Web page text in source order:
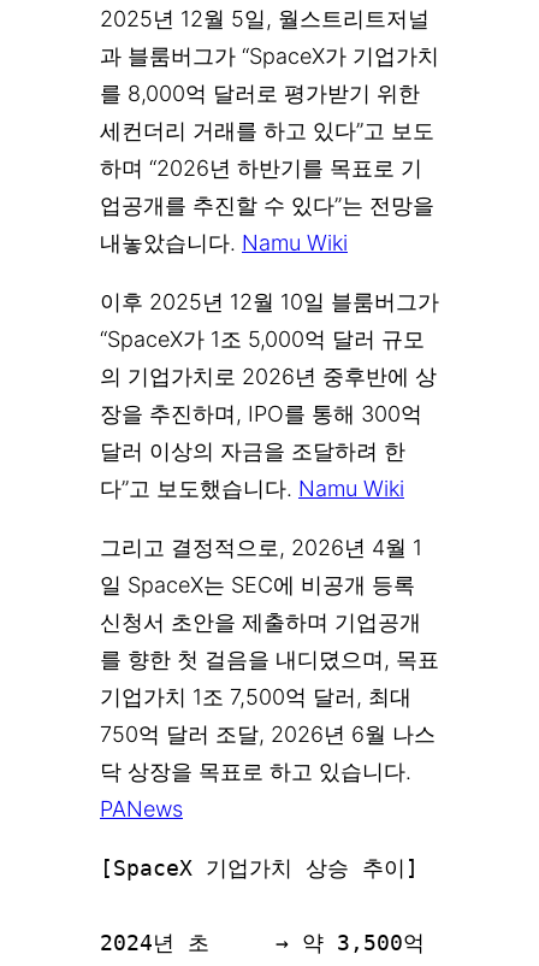
2025년 12월 5일, 월스트리트저널
과 블룸버그가 “SpaceX가 기업가치
를 8,000억 달러로 평가받기 위한
세컨더리 거래를 하고 있다”고 보도
하며 “2026년 하반기를 목표로 기
업공개를 추진할 수 있다”는 전망을
내놓았습니다. Namu Wiki
이후 2025년 12월 10일 블룸버그가
“SpaceX가 1조 5,000억 달러 규모
의 기업가치로 2026년 중후반에 상
장을 추진하며, IPO를 통해 300억
달러 이상의 자금을 조달하려 한
다”고 보도했습니다. Namu Wiki
그리고 결정적으로, 2026년 4월 1
일 SpaceX는 SEC에 비공개 등록
신청서 초안을 제출하며 기업공개
를 향한 첫 걸음을 내디뎠으며, 목표
기업가치 1조 7,500억 달러, 최대
750억 달러 조달, 2026년 6월 나스
닥 상장을 목표로 하고 있습니다.
PANews
[SpaceX 기업가치 상승 추이]
2024년 초     → 약 3,500억